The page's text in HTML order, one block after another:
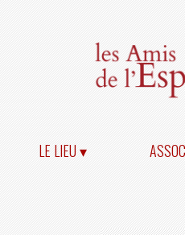
LE LIEU ▾